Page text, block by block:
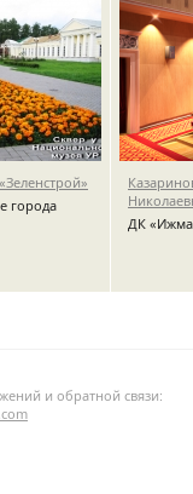
города
ДК
и обратной связи: